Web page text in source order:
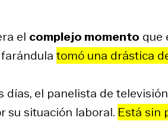
el complejo momento que
farándulatomó una drástica
días, el panelista de
su situación laboral. Está sin